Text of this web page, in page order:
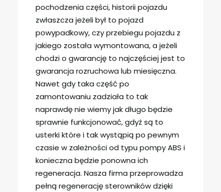
pochodzenia części, historii pojazdu
zwłaszcza jeżeli był to pojazd
powypadkowy, czy przebiegu pojazdu z
jakiego została wymontowana, a jeżeli
chodzi o gwarancję to najczęściej jest to
gwarancja rozruchowa lub miesięczna.
Nawet gdy taka część po
zamontowaniu zadziała to tak
naprawdę nie wiemy jak długo będzie
sprawnie funkcjonować, gdyż są to
usterki które i tak wystąpią po pewnym
czasie w zależności od typu pompy ABS i
konieczna będzie ponowna ich
regeneracja. Nasza firma przeprowadza
pełną regenerację sterowników dzięki